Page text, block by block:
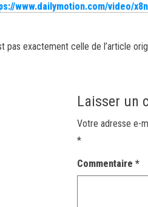
www.dailymotion.com/video/
pas exactement celle de l’article
Laisser un
Votre adresse e-
*
Commentaire*